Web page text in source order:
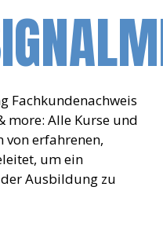
Fachkundenachweis
more: Alle Kurse und
erfahrenen,
um ein
Ausbildung zu